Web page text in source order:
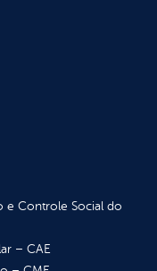
e Controle Social do
– CAE